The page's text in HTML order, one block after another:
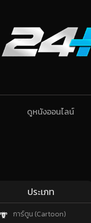
ดูหนังออนไลน์
ประเภท
การ์ตูน (Cartoon)